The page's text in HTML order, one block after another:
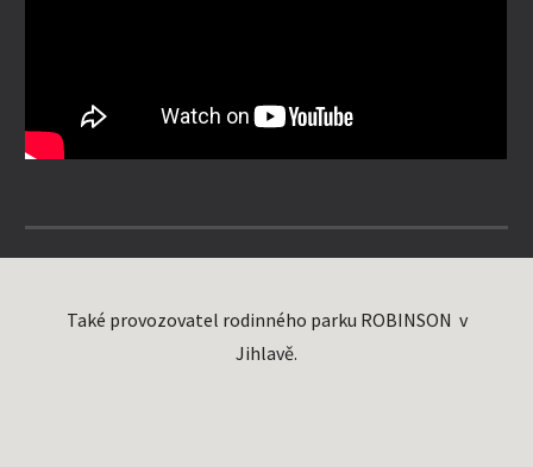
Také provozovatel rodinného parku ROBINSON v
Jihlavě.